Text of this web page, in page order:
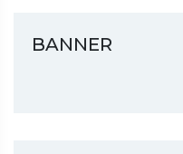
BANNER